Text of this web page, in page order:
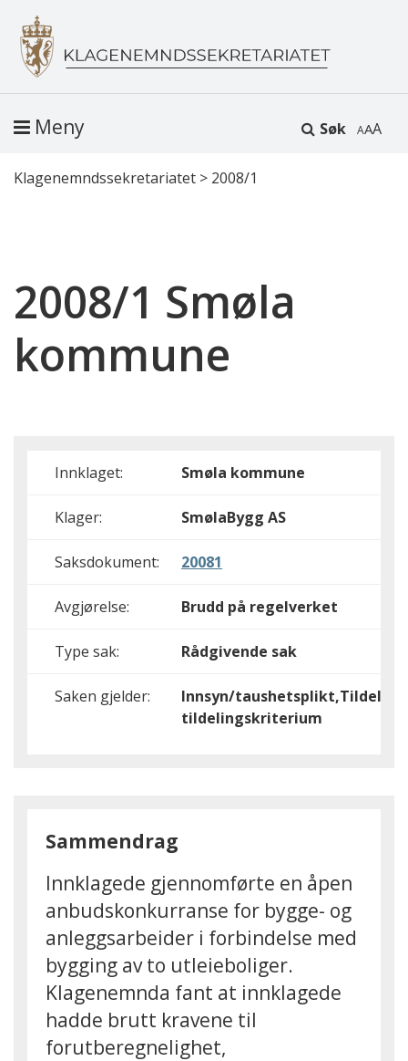
Søk A
Meny
Klagenemndssekretariatet > 2008/1
2008/1 Smøla
kommune
Innklaget: Smøla kommune
Klager: SmølaBygg AS
Saksdokument: 20081
Avgjørelse: Brudd på regelverket
Type sak: Rådgivende sak
Saken gjelder:
Innsyn/
tildelingskriterium
Sammendrag
Innklagede gjennomførte en åpen
anbudskonkurranse for bygge- og
anleggsarbeider i forbindelse med
bygging av to utleieboliger.
Klagenemnda fant at innklagede
hadde brutt kravene til
forutberegnelighet,